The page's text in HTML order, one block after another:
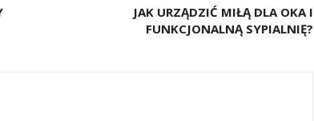
JAK URZĄDZIĆ MIŁĄ DLA OKA I
FUNKCJONALNĄ SYPIALNIĘ?